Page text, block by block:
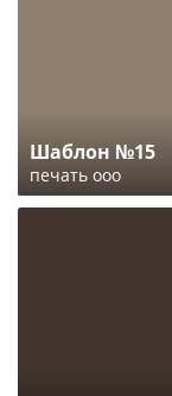
Шаблон №15
печать ооо